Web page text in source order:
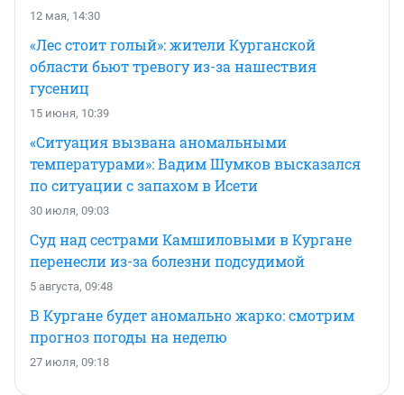
12 мая, 14:30
«Лес стоит голый»: жители Курганской
области бьют тревогу из-за нашествия
гусениц
15 июня, 10:39
«Ситуация вызвана аномальными
температурами»: Вадим Шумков высказался
по ситуации с запахом в Исети
30 июля, 09:03
Суд над сестрами Камшиловыми в Кургане
перенесли из-за болезни подсудимой
5 августа, 09:48
В Кургане будет аномально жарко: смотрим
прогноз погоды на неделю
27 июля, 09:18